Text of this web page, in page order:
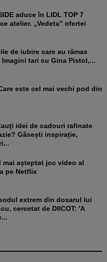
atelier. „Vedeta” ofertei
tari cu Gina Pistol,...
Găsești inspirație,
pe Netflix
cercetat de DIICOT: 'A